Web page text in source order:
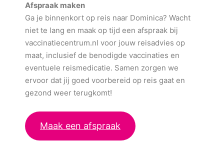
Afspraak maken
Ga je binnenkort op reis naar Dominica? Wacht
niet te lang en maak op tijd een afspraak bij
vaccinatiecentrum.nl voor jouw reisadvies op
maat, inclusief de benodigde vaccinaties en
eventuele reismedicatie. Samen zorgen we
ervoor dat jij goed voorbereid op reis gaat en
gezond weer terugkomt!
Maak een afspraak